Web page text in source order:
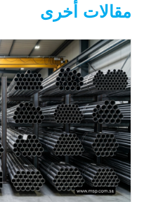
مقالات أخرى